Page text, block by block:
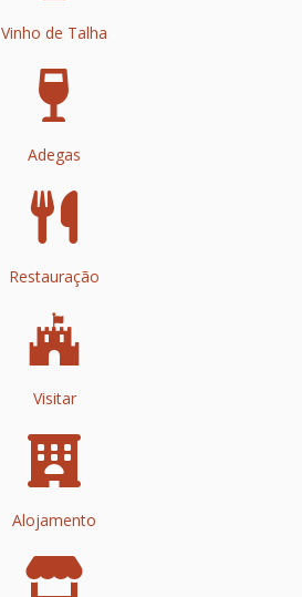
Vinho de Talha
Adegas
Restauração
Visitar
Alojamento